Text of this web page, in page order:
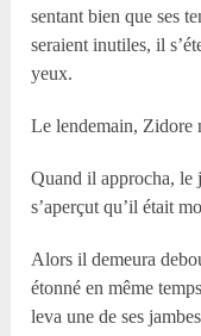
sentant bien que ses
seraient inutiles, il
yeux.
Le lendemain, Zidore
Quand il approcha, le
s’aperçut qu’il était
Alors il demeura
étonné en même
leva une de ses